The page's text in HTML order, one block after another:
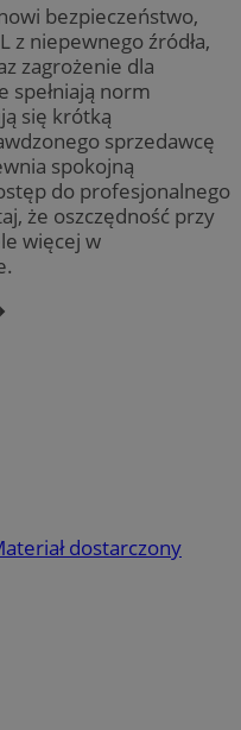
bezpieczeństwo,
z niepewnego źródła,
zagrożenie dla
spełniają norm
się krótką
sprzedawcę
spokojną
do profesjonalnego
że oszczędność przy
więcej w
⏵︎
dostarczony